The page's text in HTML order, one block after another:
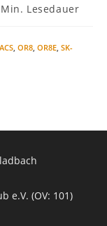
Lesedauer
OR8 OR8E SK-
e.V. (OV: 101)